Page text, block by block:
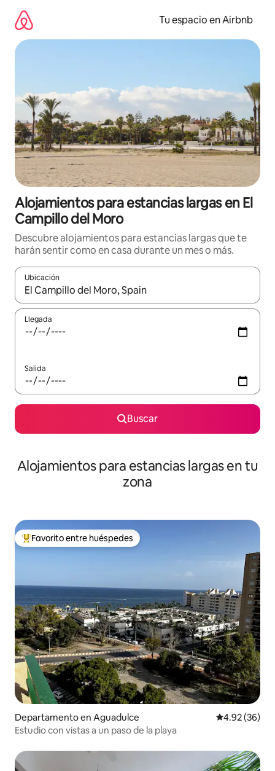
contenido
Tu espacio en Airbnb
Alojamientos para estancias largas en El
Campillo del Moro
Descubre alojamientos para estancias largas que te
harán sentir como en casa durante un mes o más.
Ubicación
Cuando los resultados estén disponibles, podrás navegar
Llegada
Salida
Buscar
Alojamientos para estancias largas en tu
zona
De los mejores en Favorito entre huéspedes
Favorito entre huéspedes
Departamento en Aguadulce Calificación
4.92 (36)
Estudio con vistas a un paso de la playa